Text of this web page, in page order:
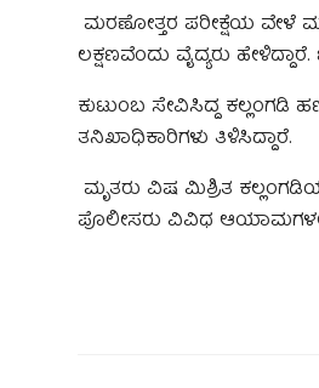
ಮರಣೋತ್ತರ ಪರೀಕ್ಷೆಯ ವೇಳೆ
ಲಕ್ಷಣವೆಂದು ವೈದ್ಯರು
ಕುಟುಂಬ ಸೇವಿಸಿದ್ದ ಕಲ್ಲಂಗಡಿ
ತನಿಖಾಧಿಕಾರಿಗಳು ತಿಳಿಸಿದ್ದಾರೆ.
ಮೃತರು ವಿಷ ಮಿಶ್ರಿತ
ಪೊಲೀಸರು ವಿವಿಧ